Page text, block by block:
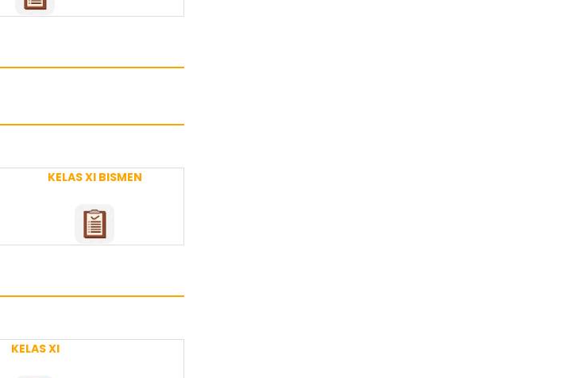
KELAS XI BISMEN
KELAS XI